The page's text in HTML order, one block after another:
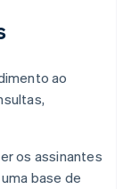
ao
os assinantes
base de